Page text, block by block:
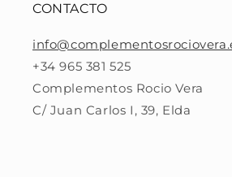
CONTACTO
+34 965 381 525
Complementos Rocio Vera
C/ Juan Carlos I, 39, Elda